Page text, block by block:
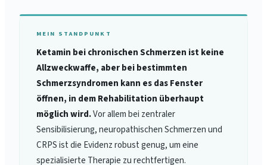
MEIN STANDPUNKT
Ketamin bei chronischen Schmerzen ist keine
Allzweckwaffe, aber bei bestimmten
Schmerzsyndromen kann es das Fenster
öffnen, in dem Rehabilitation überhaupt
möglich wird.Vor allem bei zentraler
Sensibilisierung, neuropathischen Schmerzen und
CRPS ist die Evidenz robust genug, um eine
spezialisierte Therapie zu rechtfertigen.